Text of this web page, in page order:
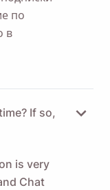
по
в
If so,
is very
Chat